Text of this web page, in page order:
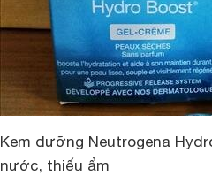
Kem dưỡng Neutrogena
nước, thiếu ẩm